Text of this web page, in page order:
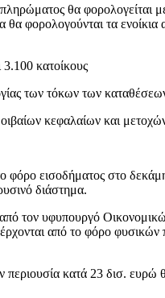
θα
φορολογούνται τα
κατοίκους
των τόκων των
κεφαλαίων και
εισοδήματος στο
διάστημα.
από τον υφυπουργό
από το φόρο
κατά 23 δισ. ευρώ